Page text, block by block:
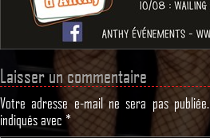
Laisser un commentaire
Votre adresse e-mail ne sera pas publiée.
indiqués avec *